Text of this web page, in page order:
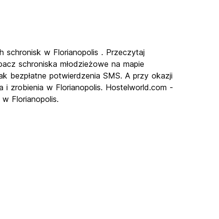
schronisk w Florianopolis . Przeczytaj
schroniska młodzieżowe na mapie
bezpłatne potwierdzenia SMS. A przy okazji
zrobienia w Florianopolis. Hostelworld.com -
Florianopolis.